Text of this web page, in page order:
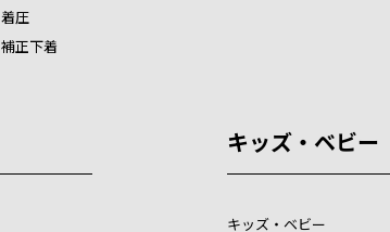
着圧
補正下着
キッズ・ベビー
キッズ・ベビー